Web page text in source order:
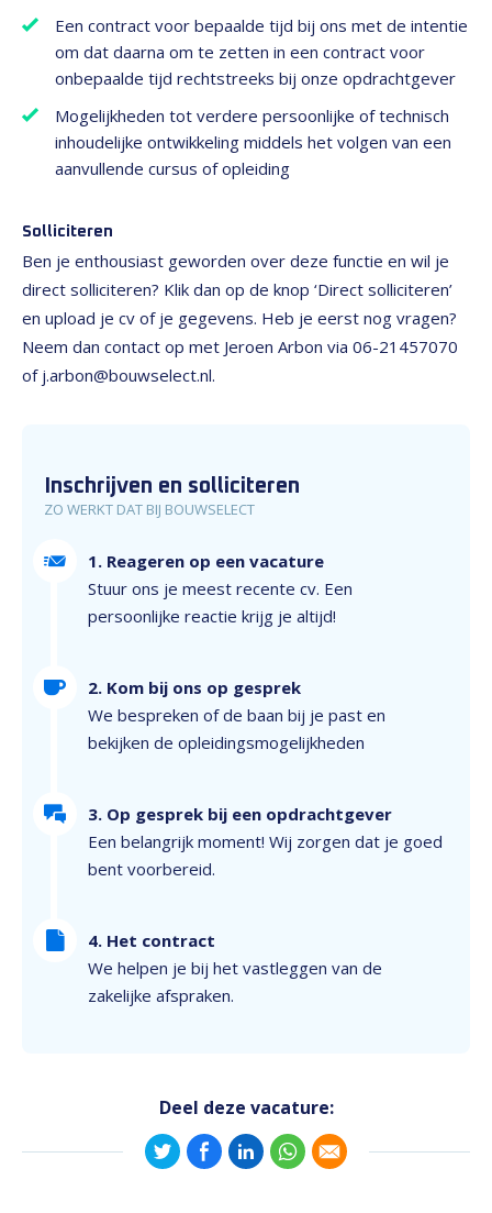
Een contract voor bepaalde tijd bij ons met de intentie
om dat daarna om te zetten in een contract voor
onbepaalde tijd rechtstreeks bij onze opdrachtgever
Mogelijkheden tot verdere persoonlijke of technisch
inhoudelijke ontwikkeling middels het volgen van een
aanvullende cursus of opleiding
Solliciteren
Ben je enthousiast geworden over deze functie en wil je
direct solliciteren? Klik dan op de knop ‘Direct solliciteren’
en upload je cv of je gegevens. Heb je eerst nog vragen?
Neem dan contact op met Jeroen Arbon via 06-21457070
of j.arbon@bouwselect.nl.
Inschrijven en solliciteren
ZO WERKT DAT BIJ BOUWSELECT
1. Reageren op een vacature
Stuur ons je meest recente cv. Een
persoonlijke reactie krijg je altijd!
2. Kom bij ons op gesprek
We bespreken of de baan bij je past en
bekijken de opleidingsmogelijkheden
3. Op gesprek bij een opdrachtgever
Een belangrijk moment! Wij zorgen dat je goed
bent voorbereid.
4. Het contract
We helpen je bij het vastleggen van de
zakelijke afspraken.
Deel deze vacature: